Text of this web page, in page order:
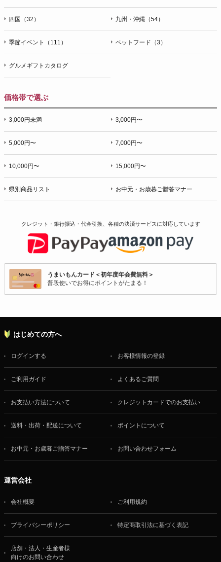
四国（32） 九州・沖縄（54）
季節イベント（111） ペットフード（3）
グルメギフトカタログ
価格帯で選ぶ
3,000円未満 3,000円〜
5,000円〜 7,000円〜
10,000円〜 15,000円〜
県別商品リスト お中元・お歳暮ご贈答マナー
クレジット・銀行振込・代金引換、各種の決済サービスに対応しています
うまいもんカード＜初年度年会費無料＞
普段使いでお得にポイントがたまる！
はじめての方へ
ログインする お客様情報の登録
ご利用ガイド よくあるご質問
お支払い方法について クレジットカードでのお支払い
送料・出荷・配送について ポイントについて
お中元・お歳暮ご贈答マナー お問い合わせフォーム
運営会社
会社概要 ご利用規約
プライバシーポリシー 特定商取引法に基づく表記
店舗・法人・生産者様
向けのお問い合わせ